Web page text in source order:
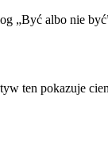
„Być albo nie
ten pokazuje